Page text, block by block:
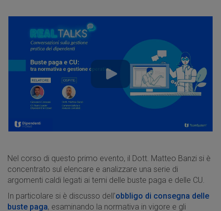
Nel corso di questo primo evento, il Dott. Matteo Banzi si è
concentrato sul elencare e analizzare una serie di
argomenti caldi legati ai temi delle buste paga e delle CU.
In particolare si è discusso dell’obbligo di consegna delle
buste paga, esaminando la normativa in vigore e gli